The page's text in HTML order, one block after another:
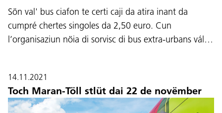
Sön val' bus ciafon te certi caji da atira inant da
cumpré chertes singoles da 2,50 euro. Cun
l’organisaziun nöia di sorvisc di bus extra-urbans vál…
14.11.2021
Toch Maran-Töll stlüt dai 22 de novëmber